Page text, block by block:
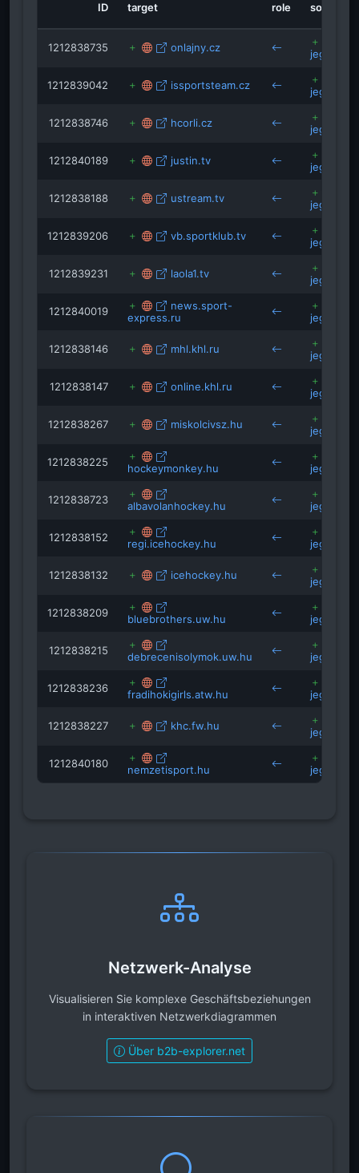
ulloi129.wordpress.com
ID target role source
1212838735 onlajny.cz
1212839042 issportsteam.cz
1212838746 hcorli.cz
1212840189 justin.tv
1212838188 ustream.tv
1212839206 vb.sportklub.tv
1212839231 laola1.tv
1212840019
news.sport-
express.ru
1212838146 mhl.khl.ru
1212838147 online.khl.ru
1212838267 miskolcivsz.hu
1212838225 hockeymonkey.hu
1212838723 albavolanhockey.hu
1212838152 regi.icehockey.hu
1212838132 icehockey.hu
1212838209 bluebrothers.uw.hu
1212838215 debrecenisolymok.uw.hu
1212838236 fradihokigirls.atw.hu
1212838227 khc.fw.hu
1212840180 nemzetisport.hu
Netzwerk-Analyse
Visualisieren Sie komplexe Geschäftsbeziehungen
in interaktiven Netzwerkdiagrammen
Über b2b-explorer.net